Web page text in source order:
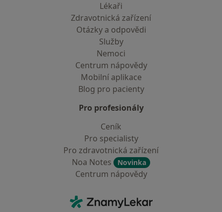
Lékaři
Zdravotnická zařízení
Otázky a odpovědi
Služby
Nemoci
Centrum nápovědy
Mobilní aplikace
Blog pro pacienty
Pro profesionály
Ceník
Pro specialisty
Pro zdravotnická zařízení
Noa Notes
Novinka
Centrum nápovědy
ZnamyLekar - Hlavní stránka